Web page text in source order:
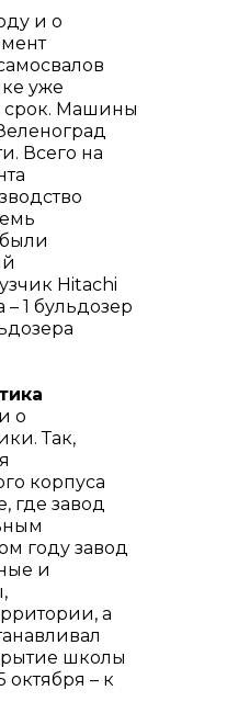
и о
уже
срок. Машины
Всего на
Hitachi
1 бульдозер
о
Так,
корпуса
где завод
году завод
и
а
школы
октября – к